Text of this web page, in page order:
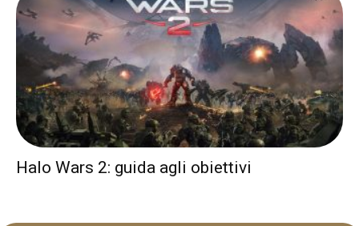
Halo Wars 2: guida agli obiettivi